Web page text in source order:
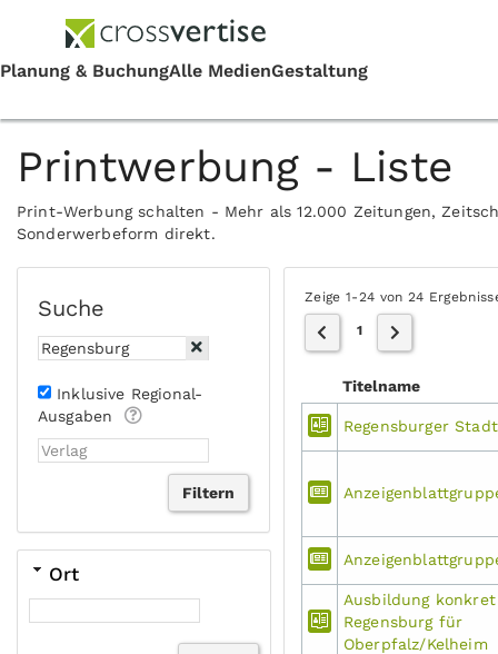
Printwerbung - Liste
Print-Werbung schalten - Mehr als 12.000 Zeitungen,
Sonderwerbeform direkt.
Suche
Inklusive Regional-
Ausgaben
Ort
Zeige 1-24 von 24
1
Titelname
Regensburger
Ausbildung
Regensburg für
Oberpfalz/Kelheim